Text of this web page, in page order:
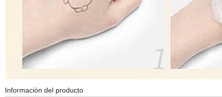
Información del producto